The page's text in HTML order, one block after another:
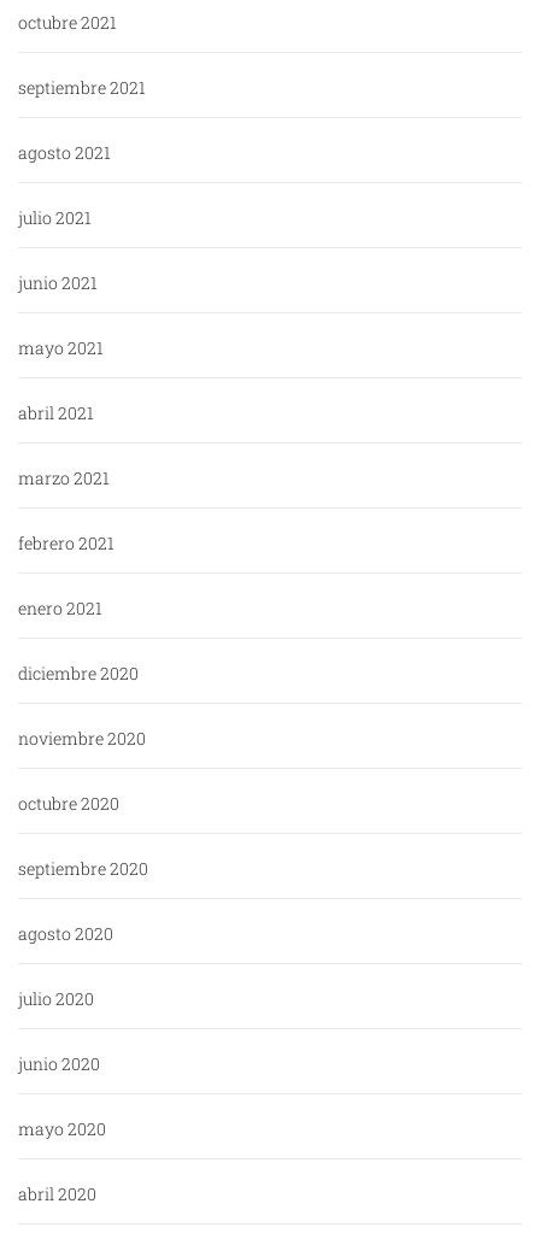
octubre 2021
septiembre 2021
agosto 2021
julio 2021
junio 2021
mayo 2021
abril 2021
marzo 2021
febrero 2021
enero 2021
diciembre 2020
noviembre 2020
octubre 2020
septiembre 2020
agosto 2020
julio 2020
junio 2020
mayo 2020
abril 2020